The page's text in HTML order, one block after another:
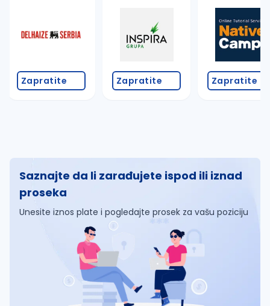
Zapratite Zapratite Zapratite
Saznajte da li zarađujete ispod ili iznad
proseka
Unesite iznos plate i pogledajte prosek za vašu poziciju